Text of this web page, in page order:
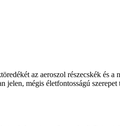
az aeroszol részecskék
jelen, mégis életfontosságú